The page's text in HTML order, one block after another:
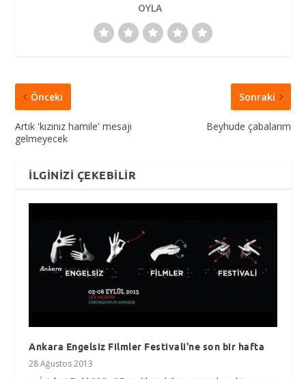
OYLA
Önceki
Artık 'kızınız hamile' mesajı
gelmeyecek
Sonraki
Beyhude çabalarım
İLGINIZI ÇEKEBILIR
Ankara Engelsiz Filmler Festivali'ne son bir hafta
28 Ağustos 2013